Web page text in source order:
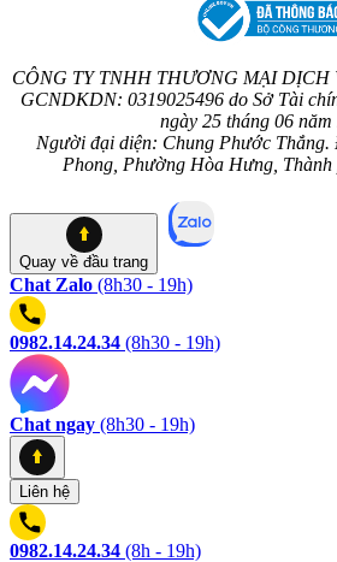
CÔNG TY TNHH THƯƠNG MẠI DỊCH
GCNDKDN: 0319025496 do Sở Tài
ngày 25 tháng 06 năm
Người đại diện: Chung Phước
Phong, Phường Hòa Hưng,
Quay về đầu trang
Chat Zalo (8h30 - 19h)
0982.14.24.34 (8h30 - 19h)
Chat ngay (8h30 - 19h)
Liên hệ
0982.14.24.34 (8h - 19h)